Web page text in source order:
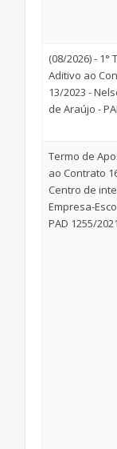
(08/2026) - 1°
Aditivo ao
13/2023 -
de Araújo -
Termo de
ao Contrato
Centro de
Empresa-
PAD 1255/2021